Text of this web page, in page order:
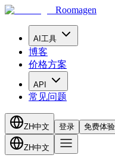
Roomagen
AI工具
博客
价格方案
API
常见问题
ZH中文 登录 免费体验
ZH中文